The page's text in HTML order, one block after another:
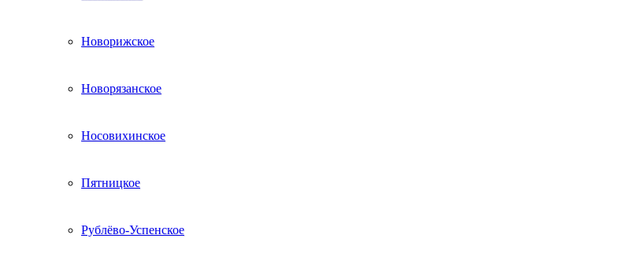
Новорижское
Новорязанское
Носовихинское
Пятницкое
Рублёво-Успенское